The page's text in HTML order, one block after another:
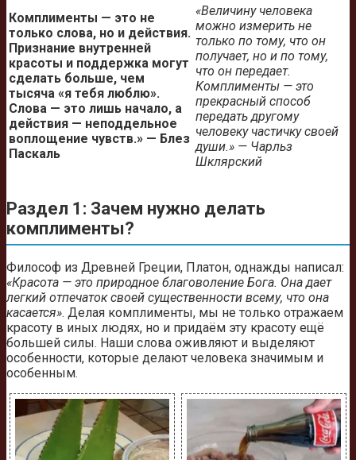
Комплименты — это не
только слова, но и действия.
Признание внутренней
красоты и поддержка могут
сделать больше, чем
тысяча «я тебя люблю».
Слова — это лишь начало, а
действия — неподдельное
воплощение чувств.» — Блез
Паскаль
«Величину человека
можно измерить не
только по тому, что он
получает, но и по тому,
что он передает.
Комплименты — это
прекрасный способ
передать другому
человеку частичку своей
души.» — Чарльз
Шклярский
Раздел 1: Зачем нужно делать
комплименты?
Философ из Древней Греции, Платон, однажды написал:
«Красота — это природное благоволение Бога. Она дает
легкий отпечаток своей существенности всему, что она
касается». Делая комплименты, мы не только отражаем
красоту в иных людях, но и придаём эту красоту ещё
большей силы. Наши слова оживляют и выделяют
особенности, которые делают человека значимым и
особенным.